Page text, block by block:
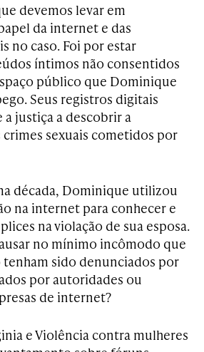
devemos levar em
da internet e das
no caso. Foi por estar
íntimos não consentidos
público que Dominique
Seus registros digitais
a justiça a descobrir a
sexuais cometidos por
década, Dominique utilizou
na internet para conhecer e
na violação de sua esposa.
no mínimo incômodo que
tenham sido denunciados por
por autoridades ou
de internet?
e Violência contra mulheres